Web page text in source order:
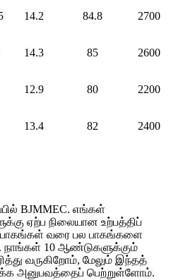
14.2 84.8 2700
14.3 85 2600
12.9 80 2200
13.4 82 2400
BJMMEC. எங்கள்
ஏற்ப நிலையான உற்பத்திப்
பாகங்கள் வரை பல பாகங்களை
நாங்கள் 10 ஆண்டுகளுக்கும்
வருகிறோம், மேலும் இந்தத்
அனுபவத்தைப் பெற்றுள்ளோம்.